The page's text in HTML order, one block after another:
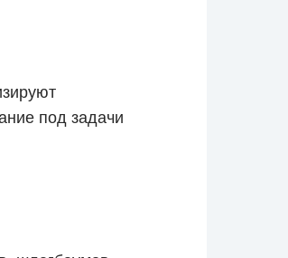
под задачи